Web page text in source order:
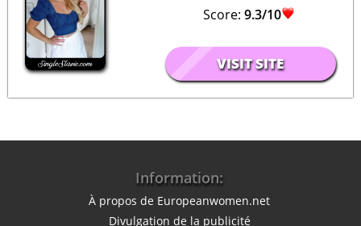
Score: 9.3/10
VISIT SITE
Information:
À propos de Europeanwomen.net
Divulgation de la publicité